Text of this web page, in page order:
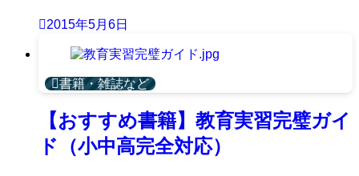
2015年5月6日
書籍・雑誌など
【おすすめ書籍】教育実習完璧ガイ
ド（小中高完全対応）